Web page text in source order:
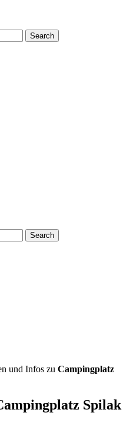
Search
Search
und Infos zu Campingplatz
Spilak